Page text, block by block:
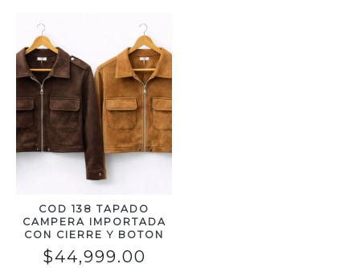
COD 138 TAPADO
CAMPERA IMPORTADA
CON CIERRE Y BOTON
$44,999.00